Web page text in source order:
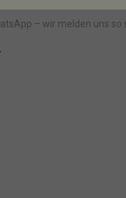
– wir melden uns